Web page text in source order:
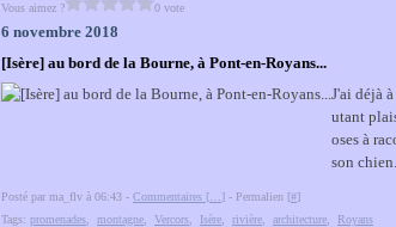
Vous aimez ? 0 vote
6 novembre 2018
[Isère] au bord de la Bourne, à Pont-en-Royans...
J'ai déjà
utant
oses à
son
Posté par ma_flv à 06:43 - Commentaires [ ] - Permalien [#]
Tags: promenades montagne Vercors Isère rivière architecture Royans